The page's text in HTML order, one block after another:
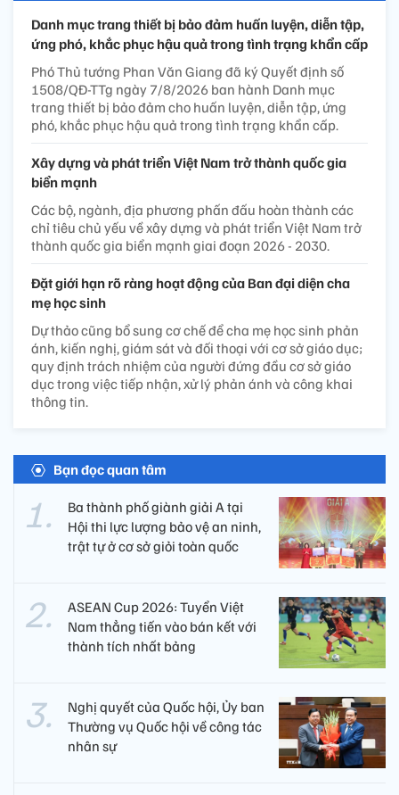
Danh mục trang thiết bị bảo đảm huấn luyện, diễn tập,
ứng phó, khắc phục hậu quả trong tình trạng khẩn cấp
Phó Thủ tướng Phan Văn Giang đã ký Quyết định số
1508/QĐ-TTg ngày 7/8/2026 ban hành Danh mục
trang thiết bị bảo đảm cho huấn luyện, diễn tập, ứng
phó, khắc phục hậu quả trong tình trạng khẩn cấp.
Xây dựng và phát triển Việt Nam trở thành quốc gia
biển mạnh
Các bộ, ngành, địa phương phấn đấu hoàn thành các
chỉ tiêu chủ yếu về xây dựng và phát triển Việt Nam trở
thành quốc gia biển mạnh giai đoạn 2026 - 2030.
Đặt giới hạn rõ ràng hoạt động của Ban đại diện cha
mẹ học sinh
Dự thảo cũng bổ sung cơ chế để cha mẹ học sinh phản
ánh, kiến nghị, giám sát và đối thoại với cơ sở giáo dục;
quy định trách nhiệm của người đứng đầu cơ sở giáo
dục trong việc tiếp nhận, xử lý phản ánh và công khai
thông tin.
Bạn đọc quan tâm
Ba thành phố giành giải A tại
Hội thi lực lượng bảo vệ an ninh,
trật tự ở cơ sở giỏi toàn quốc
ASEAN Cup 2026: Tuyển Việt
Nam thẳng tiến vào bán kết với
thành tích nhất bảng
Nghị quyết của Quốc hội, Ủy ban
Thường vụ Quốc hội về công tác
nhân sự